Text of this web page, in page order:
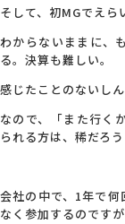
そして、初MGでえら
わからないままに、
る。決算も難しい。
感じたことのないしん
なので、「また行く
られる方は、稀だろう
会社の中で、1年で
なく参加するのですが